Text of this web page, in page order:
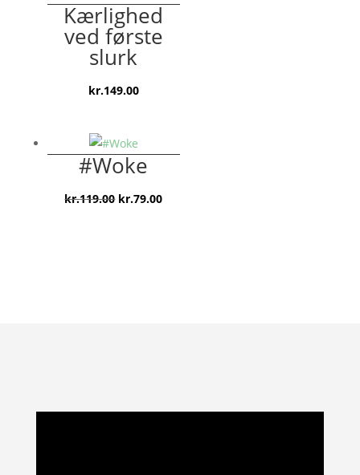
Kærlighed
ved første
slurk
kr.149.00
#Woke
kr.119.00 Den
kr.79.00Den